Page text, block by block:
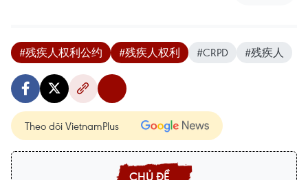
#残疾人权利公约 #残疾人权利 #CRPD #残疾人
Theo dõi VietnamPlus